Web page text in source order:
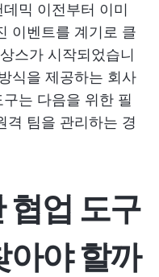
믹 이전부터 이미
이벤트를 계기로 클
스가 시작되었습니
식을 제공하는 회사
는 다음을 위한 필
격 팀을 관리하는 경
협업 도구
아야 할까